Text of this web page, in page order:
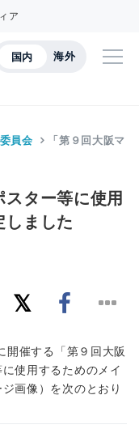
ア
国内 海外
員会 「第９回大阪マ
スター等に使用
しました
開催する「第９回大阪
使用するためのメイ
画像）を次のとおり